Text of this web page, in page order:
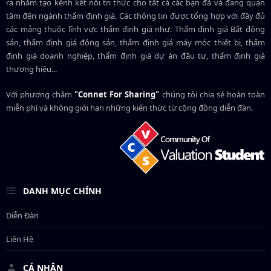
ra nhằm tạo kênh kết nối tri thức cho tất cả các bạn đã và đang quan
tâm đến ngành thẩm định giá. Các thông tin được tổng hợp với đầy đủ
các mảng thuộc lĩnh vực thẩm định giá như: Thẩm định giá Bất động
sản, thẩm định giá động sản, thẩm định giá máy móc thiết bị, thẩm
định giá doanh nghiệp, thẩm định giá dự án đầu tư, thẩm định giá
thương hiệu...
Với phương châm"Connet For Sharing" chúng tôi chia sẻ hoàn toàn
miễn phí và không giới hạn những kiến thức từ cộng đồng diễn đàn.
DANH MỤC CHÍNH
Diễn Đàn
Liên Hệ
CÁ NHÂN